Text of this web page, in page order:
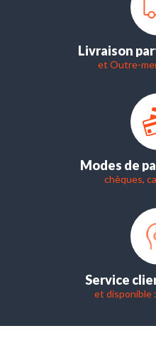
Livraison
et Outre-
Modes de
chèques,
Service
et disponible